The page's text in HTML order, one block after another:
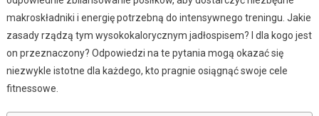
makroskładniki i energię potrzebną do intensywnego treningu. Jakie
zasady rządzą tym wysokokalorycznym jadłospisem? I dla kogo jest
on przeznaczony? Odpowiedzi na te pytania mogą okazać się
niezwykle istotne dla każdego, kto pragnie osiągnąć swoje cele
fitnessowe.